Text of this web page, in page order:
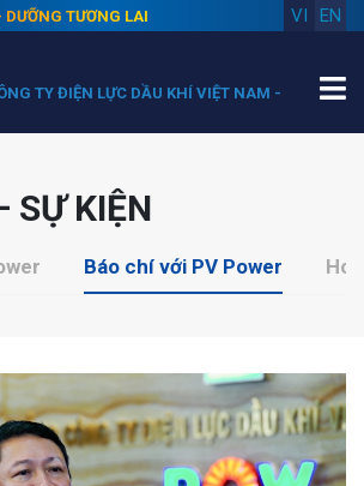
TƯƠNG LAI EN
VI
TY ĐIỆN LỰC DẦU KHÍ VIỆT NAM -
SỰ KIỆN
Báo chí với PV Power